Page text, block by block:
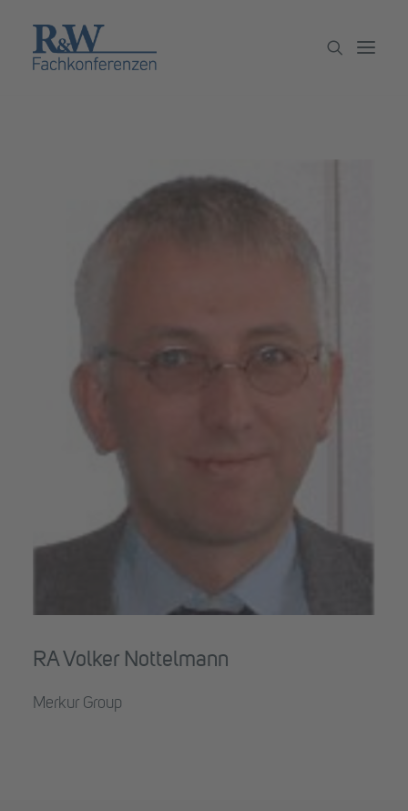
Partner werden
RA Volker Nottelmann
Merkur Group